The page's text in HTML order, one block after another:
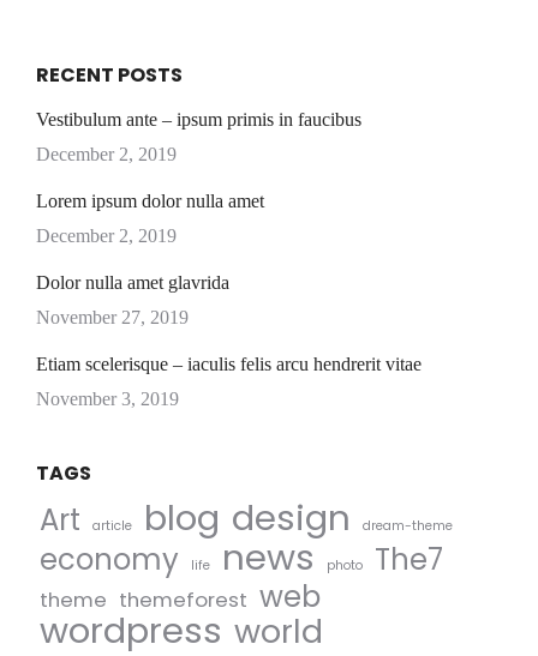
RECENT POSTS
Vestibulum ante – ipsum primis in faucibus
December 2, 2019
Lorem ipsum dolor nulla amet
December 2, 2019
Dolor nulla amet glavrida
November 27, 2019
Etiam scelerisque – iaculis felis arcu hendrerit vitae
November 3, 2019
TAGS
Art article blog design dream-theme
economy life news photo The7
theme themeforest web
wordpress world